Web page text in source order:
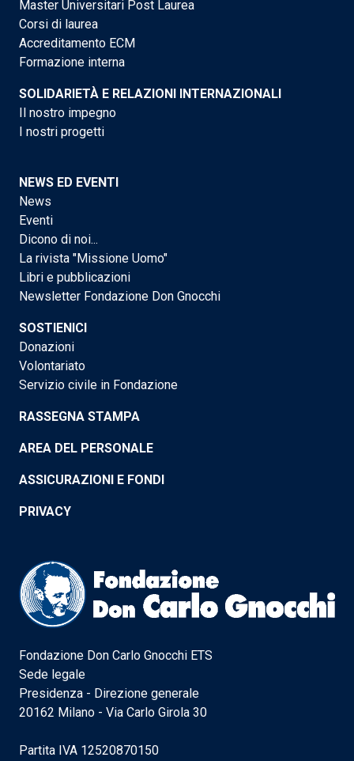
Master Universitari Post Laurea
Corsi di laurea
Accreditamento ECM
Formazione interna
SOLIDARIETÀ E RELAZIONI INTERNAZIONALI
Il nostro impegno
I nostri progetti
NEWS ED EVENTI
News
Eventi
Dicono di noi...
La rivista "Missione Uomo"
Libri e pubblicazioni
Newsletter Fondazione Don Gnocchi
SOSTIENICI
Donazioni
Volontariato
Servizio civile in Fondazione
RASSEGNA STAMPA
AREA DEL PERSONALE
ASSICURAZIONI E FONDI
PRIVACY
Fondazione Don Carlo Gnocchi ETS
Sede legale
Presidenza - Direzione generale
20162 Milano - Via Carlo Girola 30
Partita IVA 12520870150